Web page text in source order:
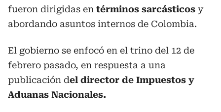
fueron dirigidas en términos sarcásticos y
abordando asuntos internos de Colombia.
El gobierno se enfocó en el trino del 12 de
febrero pasado, en respuesta a una
publicación del director de Impuestos y
Aduanas Nacionales.